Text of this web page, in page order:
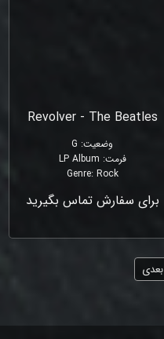
Revolver - The Beatles
وضعیت:
G
فرمت:
LP Album
Genre: Rock
برای سفارش تماس بگیرید
بعدی